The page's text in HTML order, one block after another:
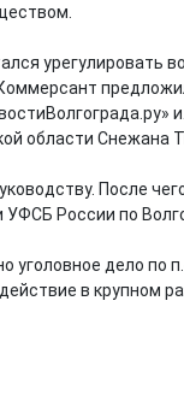
урегулировать
области Снежана
После
России по
дело по
в крупном